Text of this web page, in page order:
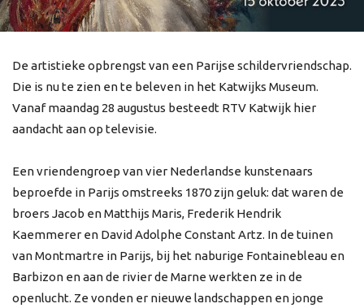
De artistieke opbrengst van een Parijse schildervriendschap.
Die is nu te zien en te beleven in het Katwijks Museum.
Vanaf maandag 28 augustus besteedt RTV Katwijk hier
aandacht aan op televisie.
Een vriendengroep van vier Nederlandse kunstenaars
beproefde in Parijs omstreeks 1870 zijn geluk: dat waren de
broers Jacob en Matthijs Maris, Frederik Hendrik
Kaemmerer en David Adolphe Constant Artz. In de tuinen
van Montmartre in Parijs, bij het naburige Fontainebleau en
Barbizon en aan de rivier de Marne werkten ze in de
openlucht. Ze vonden er nieuwe landschappen en jonge